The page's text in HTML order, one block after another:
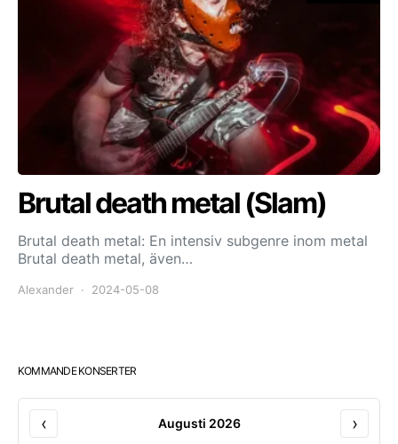
Brutal death metal (Slam)
Brutal death metal: En intensiv subgenre inom metal
Brutal death metal, även…
Alexander 2024-05-08
KOMMANDE KONSERTER
‹ Augusti 2026 ›